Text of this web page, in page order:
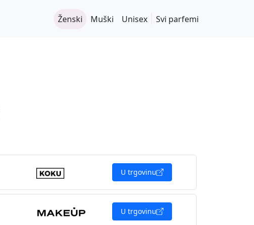
Ženski Muški Unisex Svi parfemi
U trgovinu
U trgovinu